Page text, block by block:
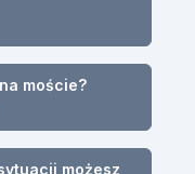
moście?
możesz